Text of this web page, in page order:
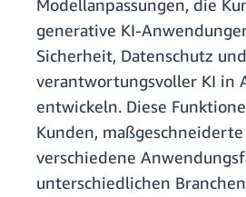
Modellanpassungen, die
generative KI-
Sicherheit, Datenschutz und
verantwortungsvoller KI in
entwickeln. Diese
Kunden,
verschiedene
unterschiedlichen